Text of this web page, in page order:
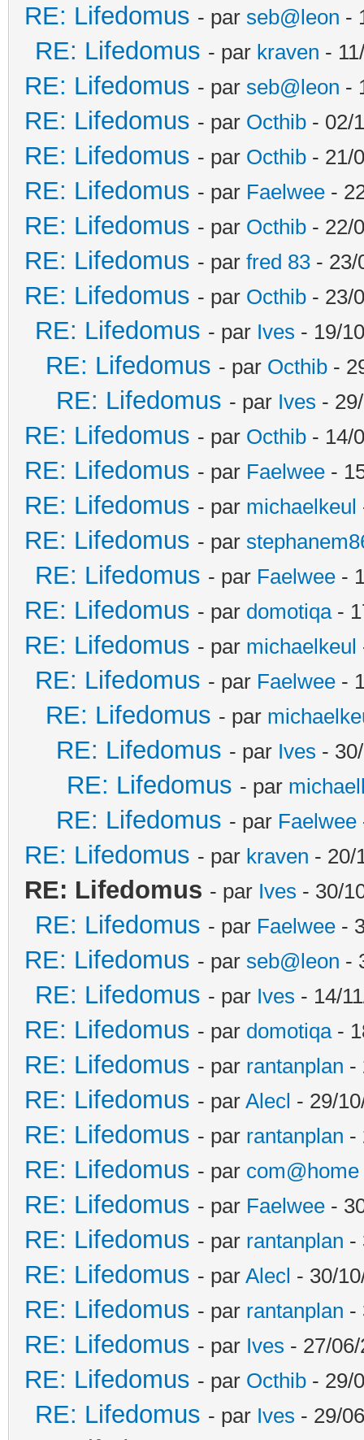
RE: Lifedomus - par seb@leon -
RE: Lifedomus - par kraven -
RE: Lifedomus - par seb@leon -
RE: Lifedomus - par Octhib - 02/
RE: Lifedomus - par Octhib - 21/
RE: Lifedomus - par Faelwee -
RE: Lifedomus - par Octhib - 22/
RE: Lifedomus - par fred 83 - 23/
RE: Lifedomus - par Octhib - 23/
RE: Lifedomus - par Ives - 19/
RE: Lifedomus - par Octhib -
RE: Lifedomus - par Ives -
RE: Lifedomus - par Octhib - 14/
RE: Lifedomus - par Faelwee -
RE: Lifedomus - par michaelkeul
RE: Lifedomus - par
RE: Lifedomus - par Faelwee -
RE: Lifedomus - par domotiqa-
RE: Lifedomus - par michaelkeul
RE: Lifedomus - par Faelwee -
RE: Lifedomus - par
RE: Lifedomus - par Ives -
RE: Lifedomus - par
RE: Lifedomus - par Faelwee
RE: Lifedomus - par kraven - 20/
RE: Lifedomus - par Ives - 30/
RE: Lifedomus - par Faelwee -
RE: Lifedomus - par seb@leon -
RE: Lifedomus - par Ives - 14/
RE: Lifedomus - par domotiqa-
RE: Lifedomus - par rantanplan -
RE: Lifedomus - par Alecl - 29/
RE: Lifedomus - par rantanplan -
RE: Lifedomus - par com@home
RE: Lifedomus - par Faelwee -
RE: Lifedomus - par rantanplan -
RE: Lifedomus - par Alecl - 30/
RE: Lifedomus - par rantanplan -
RE: Lifedomus - par Ives - 27/
RE: Lifedomus - par Octhib - 29/
RE: Lifedomus - par Ives - 29/